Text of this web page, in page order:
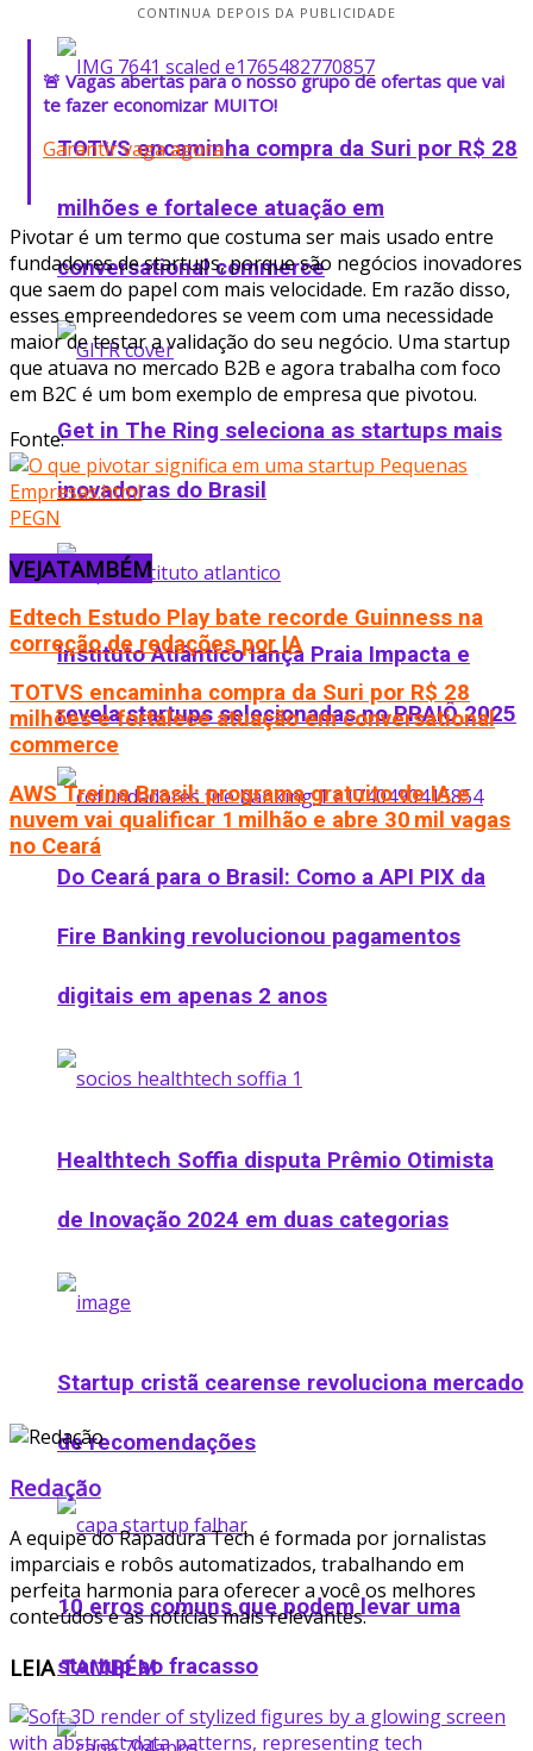
TOTVS encaminha compra da Suri por R$ 28
milhões e fortalece atuação em
conversational commerce
Get in The Ring seleciona as startups mais
inovadoras do Brasil
Instituto Atlântico lança Praia Impacta e
revela startups selecionadas no PRAIÔ 2025
Do Ceará para o Brasil: Como a API PIX da
Fire Banking revolucionou pagamentos
digitais em apenas 2 anos
Healthtech Soffia disputa Prêmio Otimista
de Inovação 2024 em duas categorias
Startup cristã cearense revoluciona mercado
de recomendações
10 erros comuns que podem levar uma
startup ao fracasso
CONTINUA DEPOIS DA PUBLICIDADE
🚨 Vagas abertas para o nosso grupo de ofertas que vai
te fazer economizar MUITO!
Garantir vaga agora
Pivotar é um termo que costuma ser mais usado entre
fundadores de startups, porque são negócios inovadores
que saem do papel com mais velocidade. Em razão disso,
esses empreendedores se veem com uma necessidade
maior de testar a validação do seu negócio. Uma startup
que atuava no mercado B2B e agora trabalha com foco
em B2C é um bom exemplo de empresa que pivotou.
Fonte:
PEGN
VEJATAMBÉM
Edtech Estudo Play bate recorde Guinness na
correção de redações por IA
TOTVS encaminha compra da Suri por R$ 28
milhões e fortalece atuação em conversational
commerce
AWS Treina Brasil: programa gratuito de IA e
nuvem vai qualificar 1 milhão e abre 30 mil vagas
no Ceará
Redação
A equipe do Rapadura Tech é formada por jornalistas
imparciais e robôs automatizados, trabalhando em
perfeita harmonia para oferecer a você os melhores
conteúdos e as notícias mais relevantes.
LEIATAMBÉM